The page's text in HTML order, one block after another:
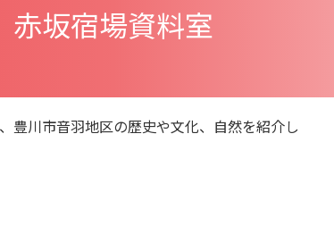
赤坂宿場資料室
豊川市音羽地区の歴史や文化、自然を紹介し